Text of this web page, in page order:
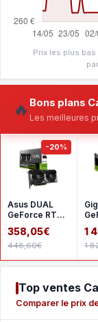
Prix les plus
🔥 Bons plans
Les meilleures
-20%
Asus DUAL
GeForce RTX
5060 8GB
GDDR7 OC
358,05€
448,60€
1
1
Top ventes
Comparer le prix